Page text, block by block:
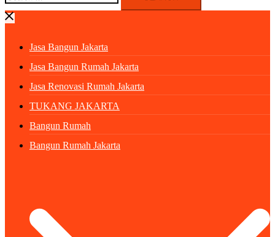
for:
Jasa Bangun Jakarta
Jasa Bangun Rumah Jakarta
Jasa Renovasi Rumah Jakarta
TUKANG JAKARTA
Bangun Rumah
Bangun Rumah Jakarta